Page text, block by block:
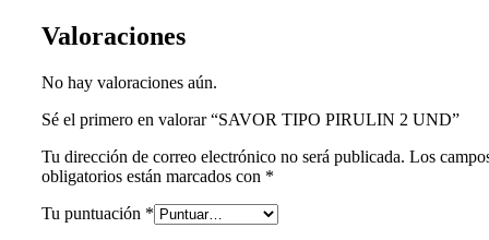
Valoraciones
No hay valoraciones aún.
Sé el primero en valorar “SAVOR TIPO PIRULIN 2 UND”
Tu dirección de correo electrónico no será publicada. Los
obligatorios están marcados con *
Tu puntuación *